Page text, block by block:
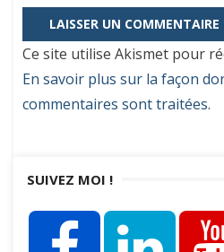
Ce site utilise Akismet pour
En savoir plus sur la façon
commentaires sont traitées.
SUIVEZ MOI !